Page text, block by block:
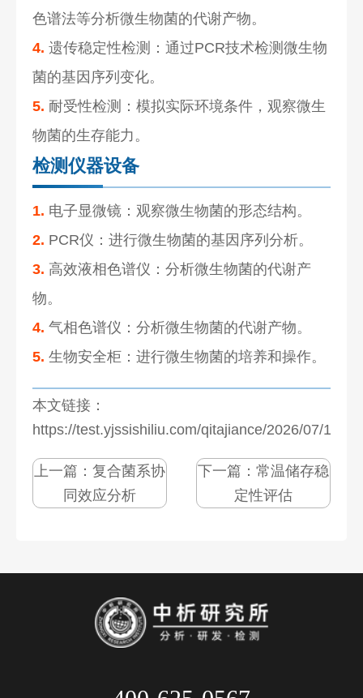
色谱法等分析微生物菌的代谢产物。
4. 遗传稳定性检测：通过PCR技术检测微生物
菌的基因序列变化。
5. 耐受性检测：模拟实际环境条件，观察微生
物菌的生存能力。
检测仪器设备
1. 电子显微镜：观察微生物菌的形态结构。
2. PCR仪：进行微生物菌的基因序列分析。
3. 高效液相色谱仪：分析微生物菌的代谢产
物。
4. 气相色谱仪：分析微生物菌的代谢产物。
5. 生物安全柜：进行微生物菌的培养和操作。
本文链接：
https://test.yjssishiliu.com/qitajiance/2026/07/
上一篇： 复合菌系协
同效应分析
下一篇：常温储存稳
定性评估